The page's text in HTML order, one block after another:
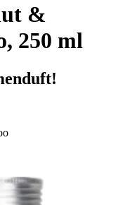
&
250 ml